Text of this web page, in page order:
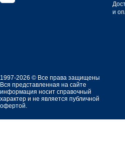
и
1997-2026 © Все права защищены
Вся представленная на сайте
информация носит справочный
характер и не является публичной
офертой.